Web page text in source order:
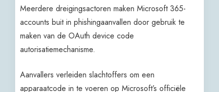
Meerdere dreigingsactoren maken Microsoft 365-
accounts buit in phishingaanvallen door gebruik te
maken van de OAuth device code
autorisatiemechanisme.
Aanvallers verleiden slachtoffers om een
apparaatcode in te voeren op Microsoft’s officiële